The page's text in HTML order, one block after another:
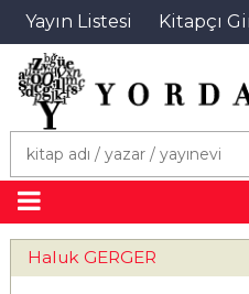
Yayın Listesi Kitapçı
Haluk GERGER